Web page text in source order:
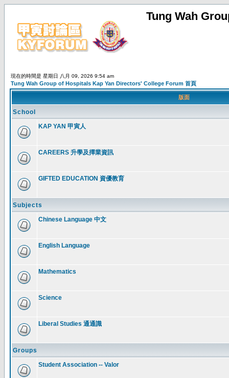
Tung Wah
現在的時間是 星期日 八月 09, 2026 9:54 am
Tung Wah Group of Hospitals Kap Yan Directors' College Forum 首頁
版面
School
KAP YAN 甲寅人
CAREERS 升學及擇業資訊
GIFTED EDUCATION 資優教育
Subjects
Chinese Language 中文
English Language
Mathematics
Science
Liberal Studies 通通識
Groups
Student Association -- Valor